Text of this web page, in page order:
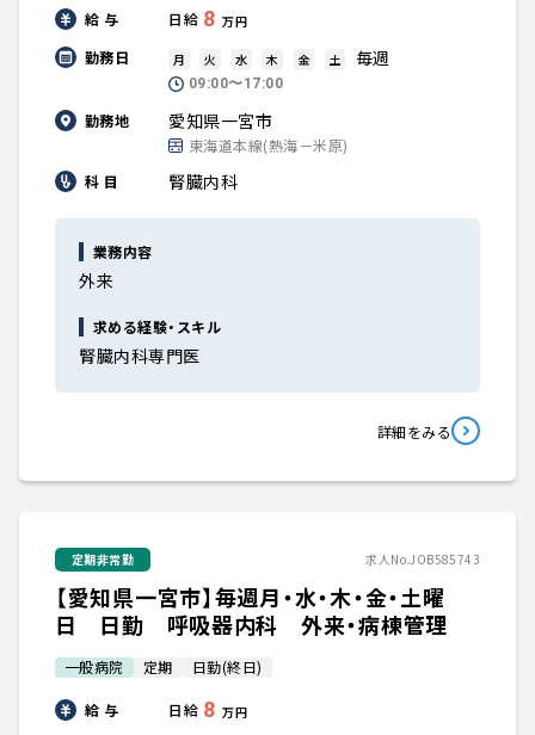
給 与 日給 8 万円
勤務日 月 火 水 木 金 土 毎週
09:00〜17:00
勤務地 愛知県一宮市
東海道本線(熱海－米原)
科 目
腎臓内科
業務内容
外来
求める経験・スキル
腎臓内科専門医
詳細をみる
定期非常勤 求人No.JOB585743
【愛知県一宮市】毎週月・水・木・金・土曜
日 日勤 呼吸器内科 外来・病棟管理
一般病院 定期 日勤(終日)
給 与 日給 8 万円